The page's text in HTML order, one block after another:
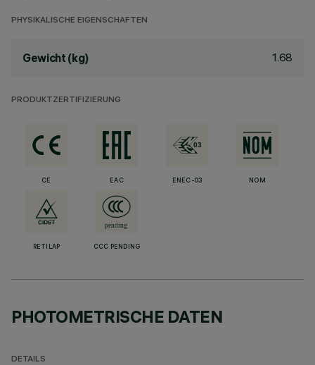
PHYSIKALISCHE EIGENSCHAFTEN
Gewicht (kg) 1.68
PRODUKTZERTIFIZIERUNG
CE EAC ENEC-03 NOM
RETILAP CCC PENDING
PHOTOMETRISCHE DATEN
DETAILS